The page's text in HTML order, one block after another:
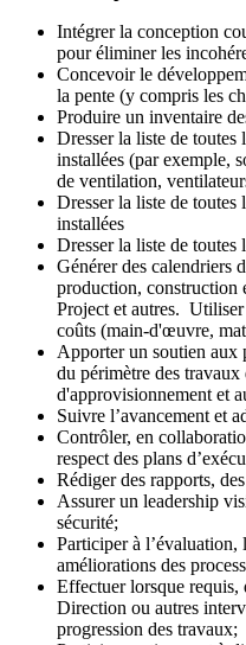
Intégrer la conception
pour éliminer les
Concevoir le
la pente (y compris les
Produire un inventaire
Dresser la liste de toutes
installées (par exemple,
de ventilation,
Dresser la liste de toutes
installées
Dresser la liste de toutes
Générer des calendriers
production, construction
Project et autres. Utiliser
coûts (main-d'œuvre,
Apporter un soutien aux
du périmètre des
d'approvisionnement et
Suivre l’avancement et
Contrôler, en
respect des plans
Rédiger des rapports,
Assurer un leadership
sécurité;
Participer à l’évaluation,
améliorations des
Effectuer lorsque requis,
Direction ou autres
progression des travaux;